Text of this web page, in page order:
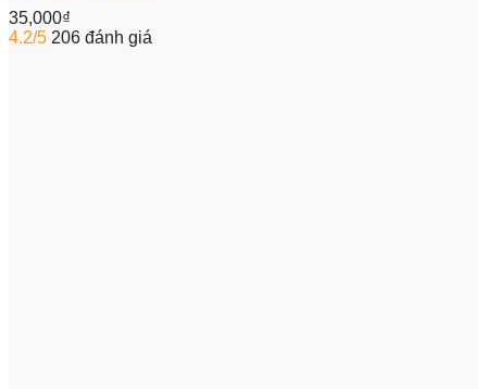
35,000₫
4.2/5 206 đánh giá